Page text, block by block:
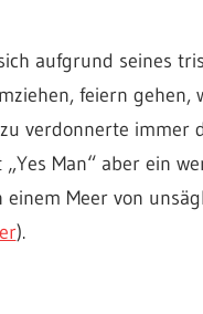
aufgrund seines
feiern
verdonnerte
Man“ aber ein
Meer von
).